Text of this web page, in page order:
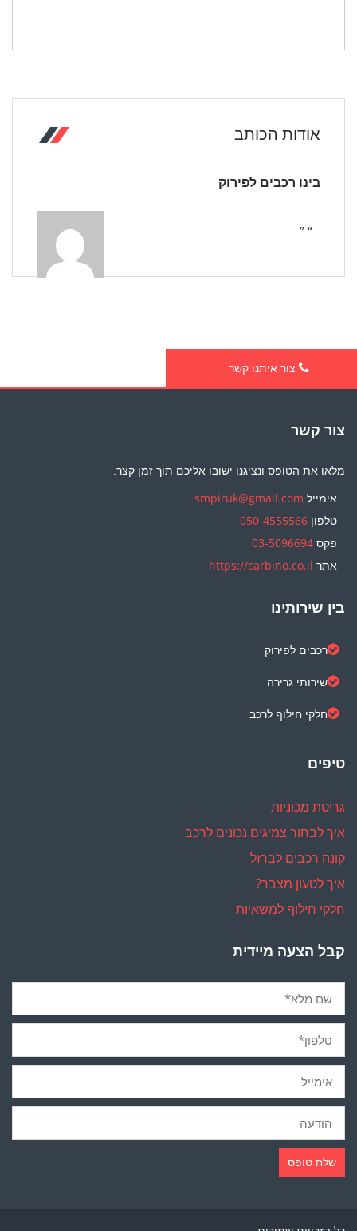
אודות הכותב
בינו רכבים לפירוק
“ ”
צור איתנו קשר
צור קשר
מלאו את הטופס ונציגנו ישובו אליכם תוך זמן קצר.
אימייל smpiruk@gmail.com
טלפון 050-4555566
פקס 03-5096694
אתר https://carbino.co.il
בין שירותינו
רכבים לפירוק
שירותי גרירה
חלקי חילוף לרכב
טיפים
גריטת מכוניות
איך לבחור צמיגים נכונים לרכב
קונה רכבים לברזל
איך לטעון מצבר?
חלקי חילוף למשאיות
קבל הצעה מיידית